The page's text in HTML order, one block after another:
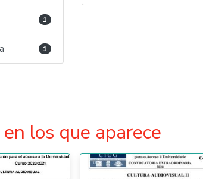
1
1
los que aparece